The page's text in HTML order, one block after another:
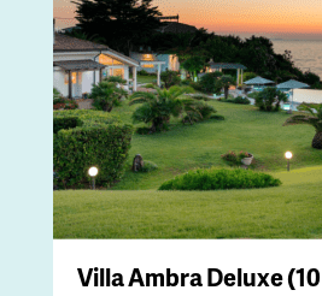
Villa Ambra Deluxe